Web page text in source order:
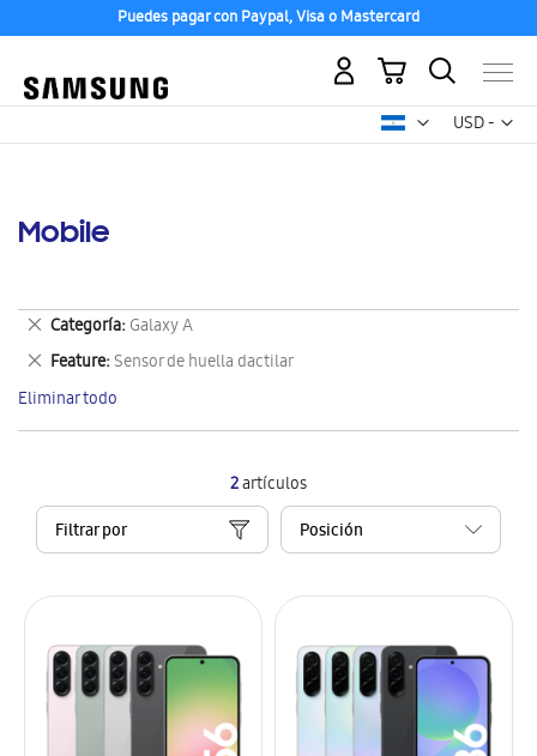
Puedes pagar con Paypal, Visa o Mastercard
USD -
dólar
Mi carrito
Mobile
2artículos
Filtrar por
Categoría Galaxy A
Eliminar
este
artículo
Feature Sensor de huella dactilar
Eliminar
este
artículo
Eliminar todo